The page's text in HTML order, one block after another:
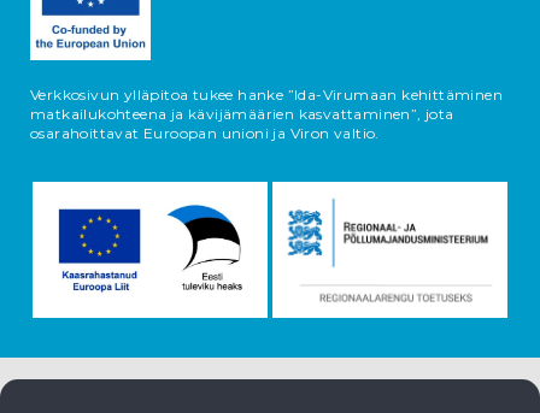
Verkkosivun ylläpitoa tukee hanke ”Ida-Virumaan kehittäminen
matkailukohteena ja kävijämäärien kasvattaminen”, jota
osarahoittavat Euroopan unioni ja Viron valtio.